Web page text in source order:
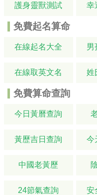
護身靈獸測試 幸
免費起名算命
在線起名大全 男
在線取英文名 姓
免費算命查詢
今日黃曆查詢
黃歷吉日查詢 今
中國老黃歷
24節氣查詢 安